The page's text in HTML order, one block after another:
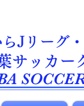
Jリーグ
サッカー